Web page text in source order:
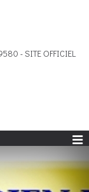
- SITE OFFICIEL